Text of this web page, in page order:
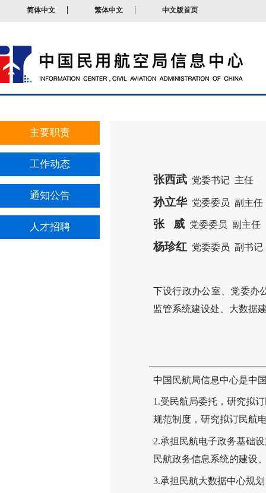
简体中文 繁体中文 中文版首页
主要职责
工作动态
通知公告
人才招聘
张西武党委书记 主任
孙立华党委委员 副主任
张 威党委委员 副主任
杨珍红 党委委员 副书
下设行政办公室、党委办
监管系统建设处、大数据
中国民航局信息中心是中
1.受民航局委托，研究拟
规范制度，研究拟订民航
2.承担民航电子政务基础
民航政务信息系统的建设
3.承担民航大数据中心规